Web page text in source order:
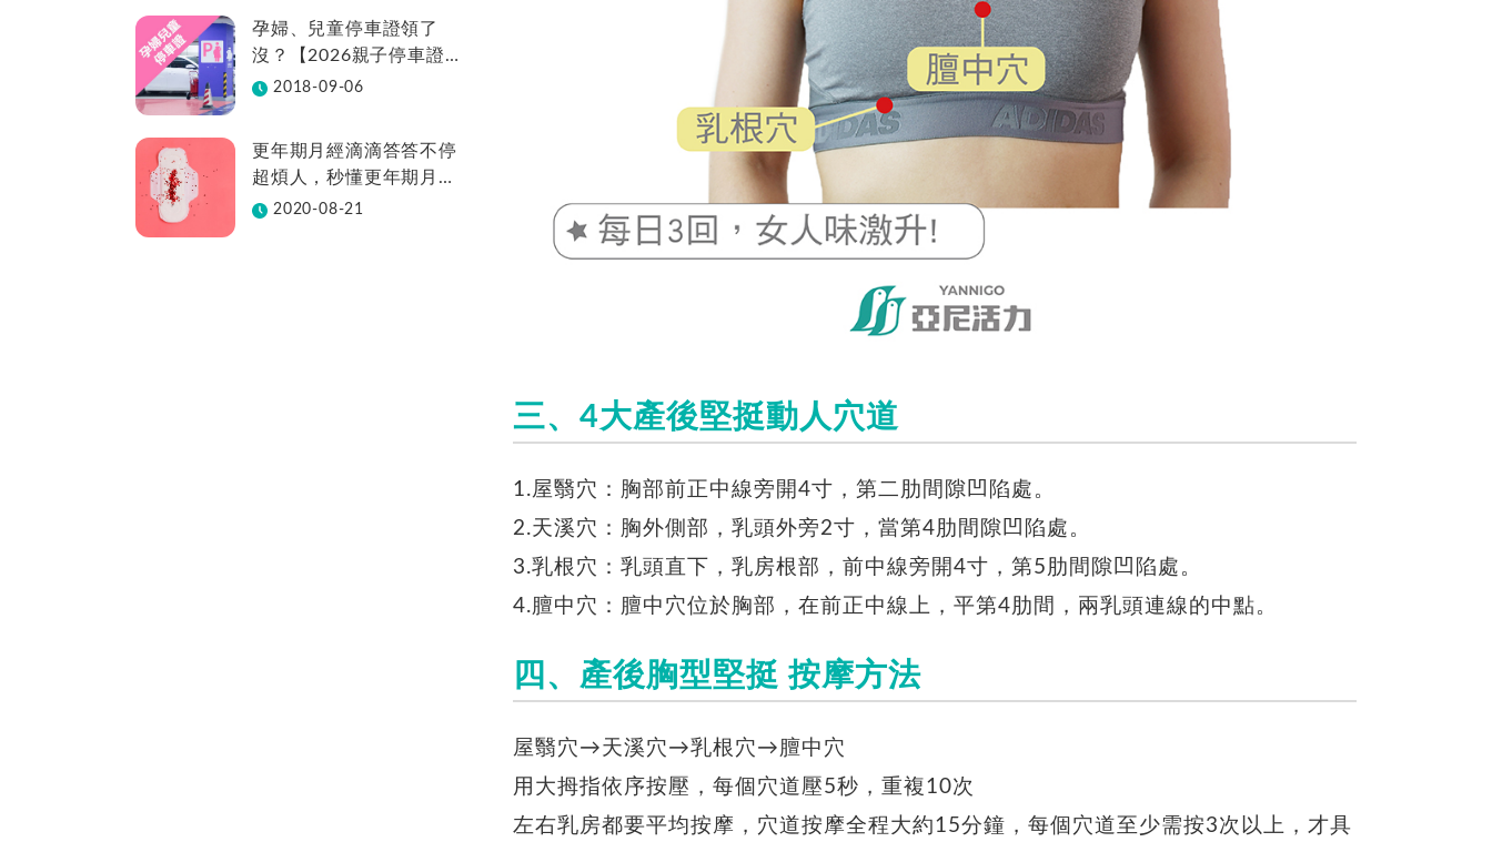
三、4大產後堅挺動人穴道
1.屋翳穴：胸部前正中線旁開4寸，第二肋間隙凹陷處。
2.天溪穴：胸外側部，乳頭外旁2寸，當第4肋間隙凹陷處。
3.乳根穴：乳頭直下，乳房根部，前中線旁開4寸，第5肋間隙凹陷處。
4.膻中穴：膻中穴位於胸部，在前正中線上，平第4肋間，兩乳頭連線的中點。
四、產後胸型堅挺 按摩方法
屋翳穴→天溪穴→乳根穴→膻中穴
用大拇指依序按壓，每個穴道壓5秒，重複10次
左右乳房都要平均按摩，穴道按摩全程大約15分鐘，每個穴道至少需按3次以上，才具
孕婦、兒童停車證領了
沒？【2026親子停車證懶
人包】各縣市領取方法在
2018-09-06
更年期月經滴滴答答不停
超煩人，秒懂更年期月經
週期變化
2020-08-21